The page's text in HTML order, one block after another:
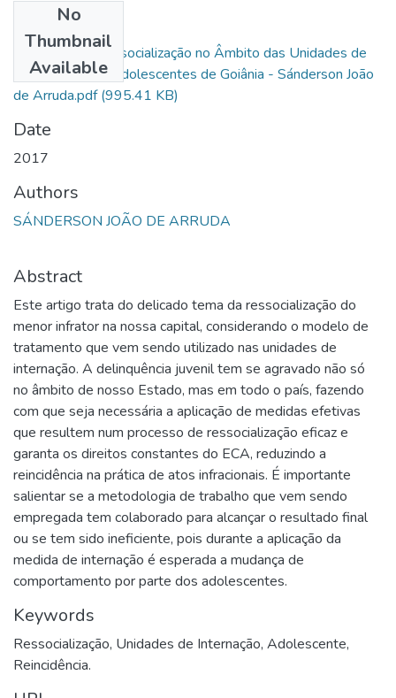
No
Thumbnail
Available
A Eficácia da Ressocialização no Âmbito das Unidades de
Internação para Adolescentes de Goiânia - Sánderson João
de Arruda.pdf(995.41 KB)
Date
2017
Authors
SÁNDERSON JOÃO DE ARRUDA
Abstract
Este artigo trata do delicado tema da ressocialização do
menor infrator na nossa capital, considerando o modelo de
tratamento que vem sendo utilizado nas unidades de
internação. A delinquência juvenil tem se agravado não só
no âmbito de nosso Estado, mas em todo o país, fazendo
com que seja necessária a aplicação de medidas efetivas
que resultem num processo de ressocialização eficaz e
garanta os direitos constantes do ECA, reduzindo a
reincidência na prática de atos infracionais. É importante
salientar se a metodologia de trabalho que vem sendo
empregada tem colaborado para alcançar o resultado final
ou se tem sido ineficiente, pois durante a aplicação da
medida de internação é esperada a mudança de
comportamento por parte dos adolescentes.
Keywords
Ressocialização, Unidades de Internação, Adolescente,
Reincidência.